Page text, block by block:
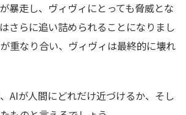
暴走し、ヴィヴィにとっても脅威とな
さらに追い詰められることになりまし
重なり合い、ヴィヴィは最終的に壊れ
AIが人間にどれだけ近づけるか、そし